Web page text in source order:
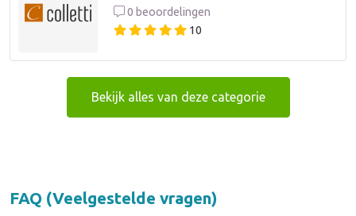
0 beoordelingen
10
Bekijk alles van deze categorie
FAQ (Veelgestelde vragen)